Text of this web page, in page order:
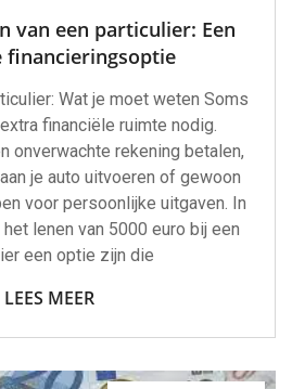
van een particulier: Een
financieringsoptie
Wat je moet weten Soms
financiële ruimte nodig.
onverwachte rekening betalen,
je auto uitvoeren of gewoon
voor persoonlijke uitgaven. In
lenen van 5000 euro bij een
een optie zijn die
LEES MEER